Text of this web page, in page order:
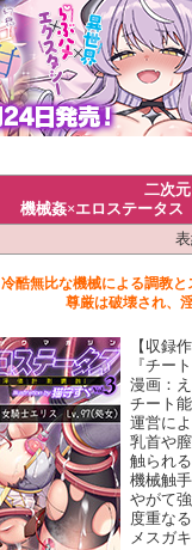
二次
機械姦×エロステータ
冷酷無比な機械による調教
尊厳は破壊され、
【収録
『チー
漫画：
チート
運営に
乳首や
触られ
機械触
やがて
度重な
メスガ